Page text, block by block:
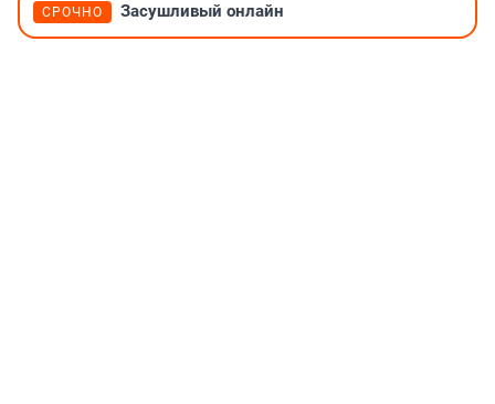
СРОЧНО Засушливый онлайн